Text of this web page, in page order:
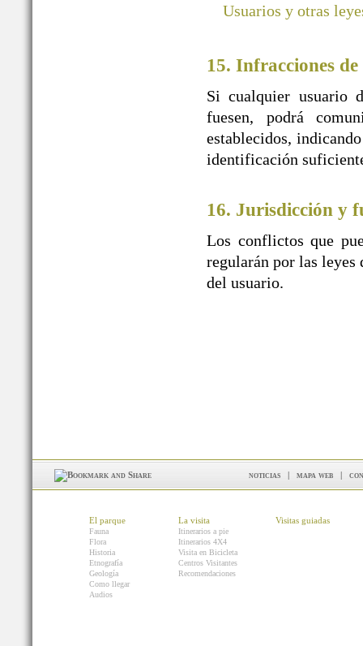
Usuarios y otras
15. Infracciones de
Si cualquier usuario
fuesen, podrá
establecidos,
identificación
16. Jurisdicción y
Los conflictos que
regularán por las leyes
del usuario.
noticias | mapa web |
El parque
Fauna
Flora
Historia
Etnografía
Geología
Como llegar
Audios
La visita
Itinerarios a pie
Itinerarios 4X4
Visita en Bicicleta
Centros Visitantes
Recomendaciones
Visitas guiadas